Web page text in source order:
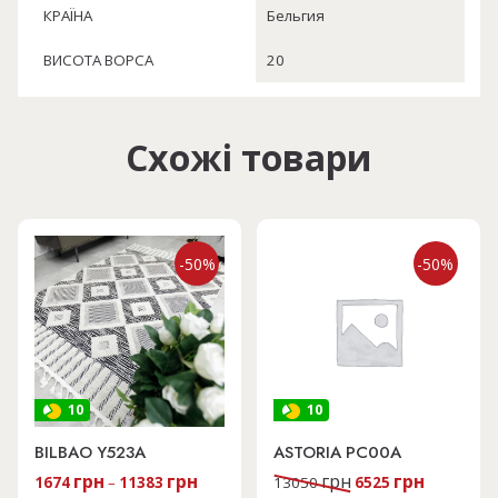
КРАЇНА Бельгия
ВИСОТА ВОРСА 20
Схожі товари
10
-50%
BILBAO Y523A
1674 грн – 11383 грн
10
-50%
ASTORIA PC00A
13050грн Оригінальна
ціна:
6525 грнПоточна
ціна: